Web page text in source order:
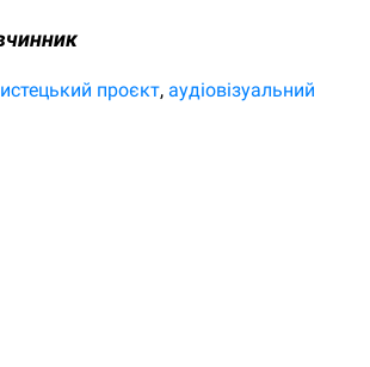
проєкт аудіовізуальний